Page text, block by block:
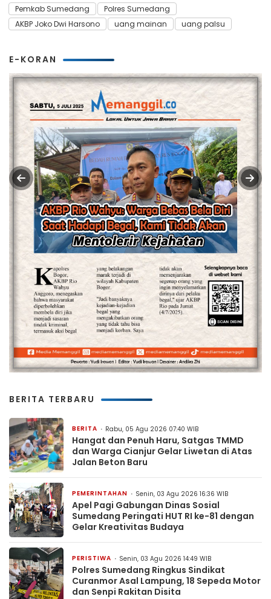
Pemkab Sumedang
Polres Sumedang
AKBP Joko Dwi Harsono
uang mainan uang palsu
E-KORAN
BERITA TERBARU
BERITA Rabu, 05 Agu 2026 07:40 WIB
Hangat dan Penuh Haru, Satgas TMMD
dan Warga Cianjur Gelar Liwetan di Atas
Jalan Beton Baru
PEMERINTAHAN Senin, 03 Agu 2026 16:36 WIB
Apel Pagi Gabungan Dinas Sosial
Sumedang Peringati HUT RI ke-81 dengan
Gelar Kreativitas Budaya
PERISTIWA Senin, 03 Agu 2026 14:49 WIB
Polres Sumedang Ringkus Sindikat
Curanmor Asal Lampung, 18 Sepeda Motor
dan Senpi Rakitan Disita